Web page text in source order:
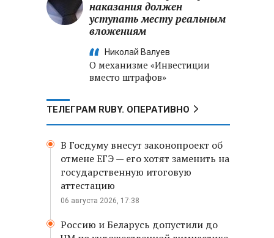
наказания должен
уступать месту реальным
вложениям
Николай Валуев
О механизме «Инвестиции
вместо штрафов»
ТЕЛЕГРАМ RUBY. ОПЕРАТИВНО
В Госдуму внесут законопроект об
отмене ЕГЭ — его хотят заменить на
государственную итоговую
аттестацию
06 августа 2026, 17:38
Россию и Беларусь допустили до